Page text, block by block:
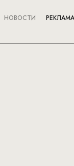
НОВОСТИ РЕКЛАМА